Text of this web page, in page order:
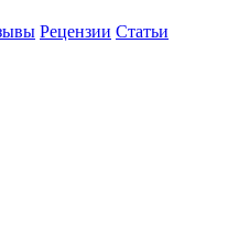
Рецензии Статьи